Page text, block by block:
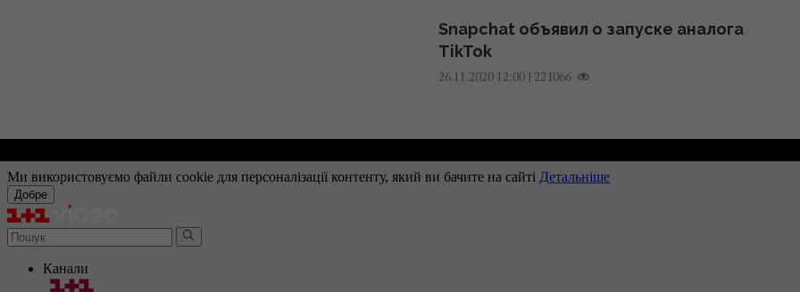
Snapchat объявил о запуске аналога
TikTok
26.11.2020 12:00| 221066
О проекте Рекламодателям Контакты
Правила